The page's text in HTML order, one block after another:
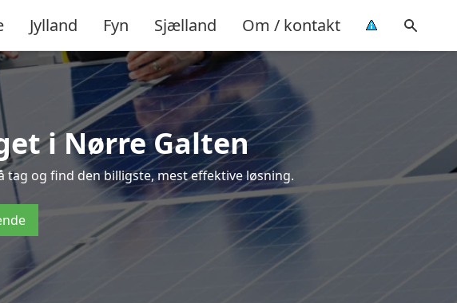
Jylland Fyn Sjælland Om / kontakt
i Nørre Galten
tag og find den billigste, mest effektive løsning.